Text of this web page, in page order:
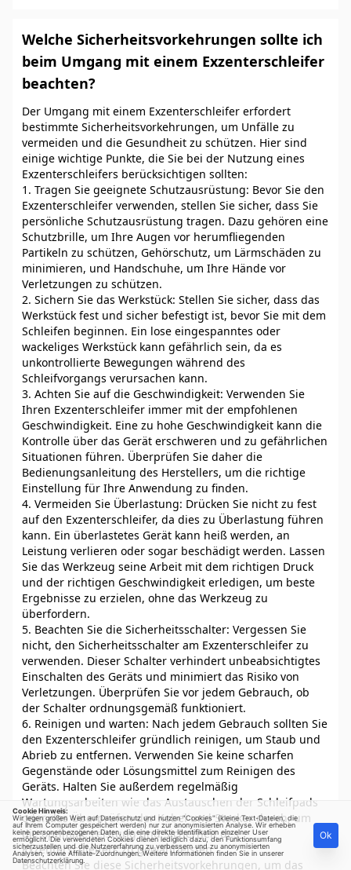
Welche Sicherheitsvorkehrungen sollte ich
beim Umgang mit einem Exzenterschleifer
beachten?
Der Umgang mit einem Exzenterschleifer erfordert
bestimmte Sicherheitsvorkehrungen, um Unfälle zu
vermeiden und die Gesundheit zu schützen. Hier sind
einige wichtige Punkte, die Sie bei der Nutzung eines
Exzenterschleifers berücksichtigen sollten:
1. Tragen Sie geeignete Schutzausrüstung: Bevor Sie den
Exzenterschleifer verwenden, stellen Sie sicher, dass Sie
persönliche Schutzausrüstung tragen. Dazu gehören eine
Schutzbrille, um Ihre Augen vor herumfliegenden
Partikeln zu schützen, Gehörschutz, um Lärmschäden zu
minimieren, und Handschuhe, um Ihre Hände vor
Verletzungen zu schützen.
2. Sichern Sie das Werkstück: Stellen Sie sicher, dass das
Werkstück fest und sicher befestigt ist, bevor Sie mit dem
Schleifen beginnen. Ein lose eingespanntes oder
wackeliges Werkstück kann gefährlich sein, da es
unkontrollierte Bewegungen während des
Schleifvorgangs verursachen kann.
3. Achten Sie auf die Geschwindigkeit: Verwenden Sie
Ihren Exzenterschleifer immer mit der empfohlenen
Geschwindigkeit. Eine zu hohe Geschwindigkeit kann die
Kontrolle über das Gerät erschweren und zu gefährlichen
Situationen führen. Überprüfen Sie daher die
Bedienungsanleitung des Herstellers, um die richtige
Einstellung für Ihre Anwendung zu finden.
4. Vermeiden Sie Überlastung: Drücken Sie nicht zu fest
auf den Exzenterschleifer, da dies zu Überlastung führen
kann. Ein überlastetes Gerät kann heiß werden, an
Leistung verlieren oder sogar beschädigt werden. Lassen
Sie das Werkzeug seine Arbeit mit dem richtigen Druck
und der richtigen Geschwindigkeit erledigen, um beste
Ergebnisse zu erzielen, ohne das Werkzeug zu
überfordern.
5. Beachten Sie die Sicherheitsschalter: Vergessen Sie
nicht, den Sicherheitsschalter am Exzenterschleifer zu
verwenden. Dieser Schalter verhindert unbeabsichtigtes
Einschalten des Geräts und minimiert das Risiko von
Verletzungen. Überprüfen Sie vor jedem Gebrauch, ob
der Schalter ordnungsgemäß funktioniert.
6. Reinigen und warten: Nach jedem Gebrauch sollten Sie
den Exzenterschleifer gründlich reinigen, um Staub und
Abrieb zu entfernen. Verwenden Sie keine scharfen
Gegenstände oder Lösungsmittel zum Reinigen des
Geräts. Halten Sie außerdem regelmäßig
Wartungsarbeiten wie das Austauschen der Schleifpads
oder das Überprüfen der Kabel und Stecker durch, um
die optimale Leistung und Sicherheit des
Exzenterschleifers zu gewährleisten.
Beachten Sie diese Sicherheitsvorkehrungen, um das
Cookie Hinweis:
Wir legen großen Wert auf Datenschutz und nutzen "Cookies" (kleine Text-Dateien, die
auf Ihrem Computer gespeichert werden) nur zur anonymisierten Analyse. Wir erheben
keine personenbezogenen Daten, die eine direkte Identifikation einzelner User
ermöglicht. Die verwendeten Cookies dienen lediglich dazu, den Funktionsumfang
sicherzustellen und die Nutzererfahrung zu verbessern und zu anonymisierten
Analysen, sowie Affiliate-Zuordnungen. Weitere Informationen finden Sie in unserer
Datenschutzerklärung
Ok